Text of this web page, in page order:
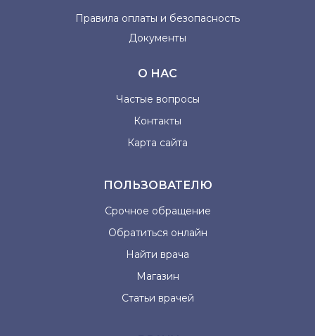
Правила оплаты и безопасность
Документы
О НАС
Частые вопросы
Контакты
Карта сайта
ПОЛЬЗОВАТЕЛЮ
Срочное обращение
Обратиться онлайн
Найти врача
Магазин
Статьи врачей